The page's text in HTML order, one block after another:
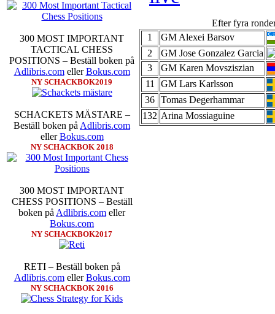
300 MOST IMPORTANT
TACTICAL CHESS
POSITIONS – Beställ boken på
Adlibris.comellerBokus.com
NY SCHACKBOK2019
SCHACKETS MÄSTARE –
Beställ boken på Adlibris.com
ellerBokus.com
NY SCHACKBOK 2018
300 MOST IMPORTANT
CHESS POSITIONS – Beställ
boken på Adlibris.com eller
Bokus.com
NY SCHACKBOK2017
RETI – Beställ boken på
Adlibris.comellerBokus.com
NY SCHACKBOK 2016
Den sjunde upplagan av
som för övrigt är den starkaste i
möten: Ding Liren-Wesley
Giri, Ian Nepomniachtchi-
Karjakin-Shakhrijar
inte ha tagit de snabbare
göra denna gång om han inte
skriverier i norsk massmedia
Efter fyra
1
GM Alexei Barsov
2
GM Jose Gonzalez Garcia
3
GM Karen Movsziszian
11
GM Lars Karlsson
36 Tomas Degerhammar
132 Arina Mossiaguine